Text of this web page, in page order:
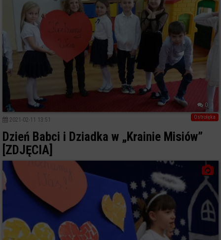
0
Ostrołęka
2021-02-11 13:51
Dzień Babci i Dziadka w „Krainie Misiów”
[ZDJĘCIA]